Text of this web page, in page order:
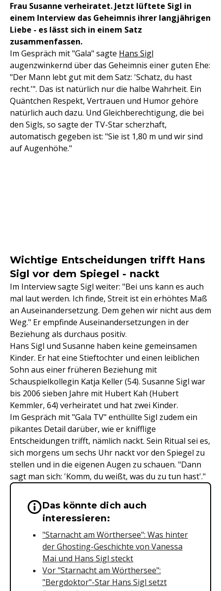
Frau Susanne verheiratet. Jetzt lüftete Sigl in
einem Interview das Geheimnis ihrer langjährigen
Liebe - es lässt sich in einem Satz
zusammenfassen.
Im Gespräch mit "Gala" sagte Hans Sigl
augenzwinkernd über das Geheimnis einer guten Ehe:
"Der Mann lebt gut mit dem Satz: 'Schatz, du hast
recht.'". Das ist natürlich nur die halbe Wahrheit. Ein
Quäntchen Respekt, Vertrauen und Humor gehöre
natürlich auch dazu. Und Gleichberechtigung, die bei
den Sigls, so sagte der TV-Star scherzhaft,
automatisch gegeben ist: "Sie ist 1,80 m und wir sind
auf Augenhöhe."
Wichtige Entscheidungen trifft Hans
Sigl vor dem Spiegel - nackt
Im Interview sagte Sigl weiter: "Bei uns kann es auch
mal laut werden. Ich finde, Streit ist ein erhöhtes Maß
an Auseinandersetzung. Dem gehen wir nicht aus dem
Weg." Er empfinde Auseinandersetzungen in der
Beziehung als durchaus positiv.
Hans Sigl und Susanne haben keine gemeinsamen
Kinder. Er hat eine Stieftochter und einen leiblichen
Sohn aus einer früheren Beziehung mit
Schauspielkollegin Katja Keller (54). Susanne Sigl war
bis 2006 sieben Jahre mit Hubert Kah (Hubert
Kemmler, 64) verheiratet und hat zwei Kinder.
Im Gespräch mit "Gala TV" enthüllte Sigl zudem ein
pikantes Detail darüber, wie er knifflige
Entscheidungen trifft, nämlich nackt. Sein Ritual sei es,
sich morgens um sechs Uhr nackt vor den Spiegel zu
stellen und in die eigenen Augen zu schauen. "Dann
sagt man sich: 'Komm, du weißt, was du zu tun hast'."
Wichtige Hinweise &
Das könnte dich auch
interessieren:
"Starnacht am Wörthersee": Was hinter
der Ghosting-Geschichte von Vanessa
Mai und Hans Sigl steckt
Vor "Starnacht am Wörthersee":
"Bergdoktor"-Star Hans Sigl setzt